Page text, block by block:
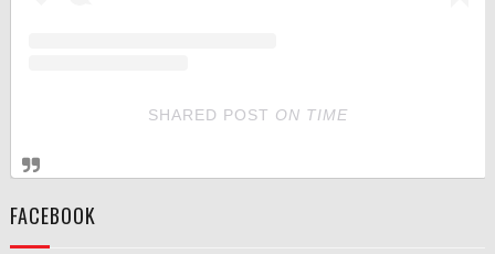
SHARED POST ON TIME
FACEBOOK